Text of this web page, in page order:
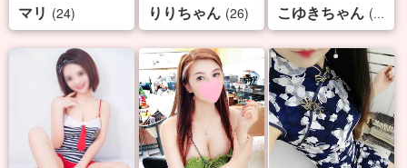
マリ (24) りりちゃん (26) こゆきちゃん (29)